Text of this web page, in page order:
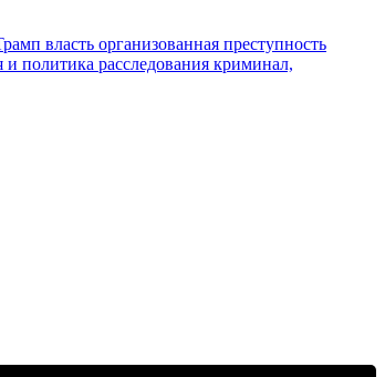
власть организованная преступность
и политика расследования криминал,